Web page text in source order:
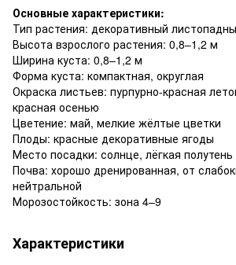
Основные характеристики:
Тип растения: декоративный
Высота взрослого растения: 0,8–1,2 м
Ширина куста: 0,8–1,2 м
Форма куста: компактная, округлая
Окраска листьев: пурпурно-красная
красная осенью
Цветение: май, мелкие жёлтые цветки
Плоды: красные декоративные ягоды
Место посадки: солнце, лёгкая полутень
Почва: хорошо дренированная, от
нейтральной
Морозостойкость: зона 4–9
Характеристики